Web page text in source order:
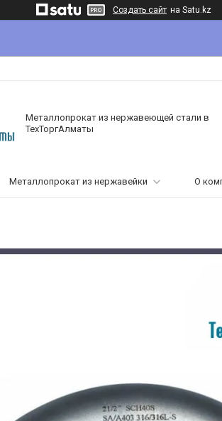
Создать сайт на Satu.kz
Металлопрокат из нержавеющей стали в
ТехТоргАлматы
Металлопрокат из нержавейки О